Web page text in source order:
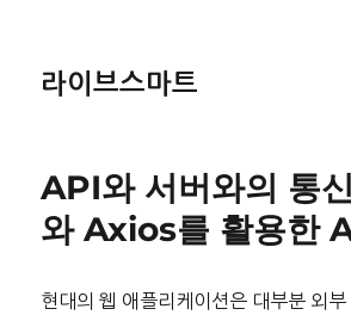
라이브스마트
API와 서버와의 통
와 Axios를 활용한
현대의 웹 애플리케이션은 대부분 외